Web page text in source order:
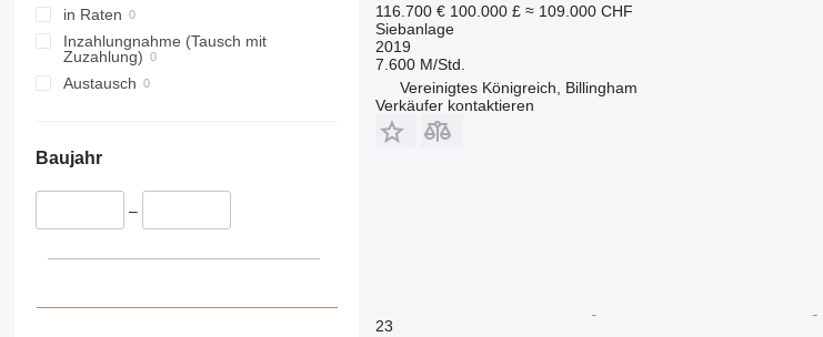
in Raten
Inzahlungnahme (Tausch mit
Zuzahlung)
Austausch
Baujahr
–
116.700 € 100.000 £ ≈ 109.000 CHF
Siebanlage
2019
7.600 M/Std.
Vereinigtes Königreich, Billingham
Verkäufer kontaktieren
23